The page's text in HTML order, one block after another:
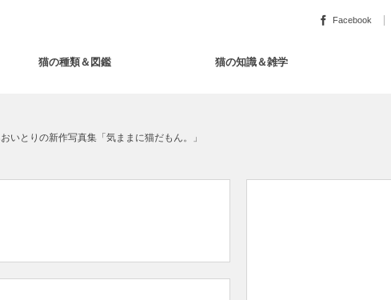
Facebook
猫の種類＆図鑑 猫の知識＆雑学
いとりの新作写真集「気ままに猫だもん。」